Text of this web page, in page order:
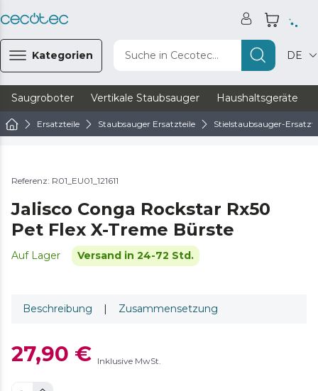
Kategorien Suche in Cecotec... DE
Saugroboter Vertikale Staubsauger Haushaltsgeräte
Ersatzteile Staubsauger Ersatzteile Stielstaubsauger-
Referenz: R01_EU01_121611
Jalisco Conga Rockstar Rx50
Pet Flex X-Treme Bürste
Auf Lager Versand in 24-72 Std.
Beschreibung | Zusammensetzung
27,90 € Inklusive MwSt.